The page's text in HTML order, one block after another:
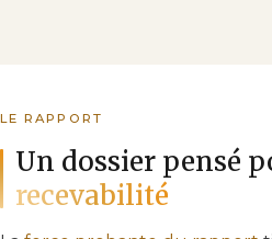
LE RAPPORT
Un dossier pensé
recevabilité